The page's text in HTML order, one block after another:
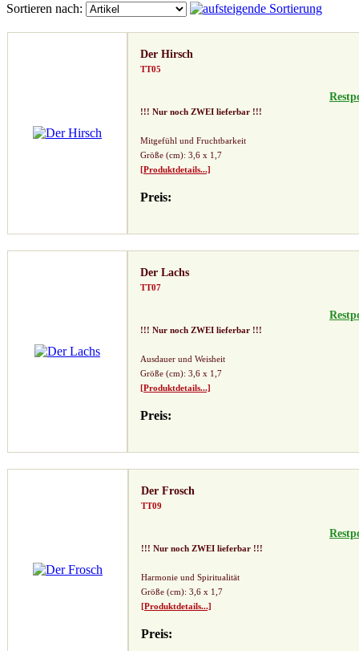
Sortieren nach:
Der Hirsch
TT05
!!! Nur noch ZWEI lieferbar !!!
Mitgefühl und Fruchtbarkeit
Größe (cm): 3,6 x 1,7
[Produktdetails...]
Preis:
Der Lachs
TT07
!!! Nur noch ZWEI lieferbar !!!
Ausdauer und Weisheit
Größe (cm): 3,6 x 1,7
[Produktdetails...]
Preis:
Der Frosch
TT09
!!! Nur noch ZWEI lieferbar !!!
Harmonie und Spiritualität
Größe (cm): 3,6 x 1,7
[Produktdetails...]
Preis: